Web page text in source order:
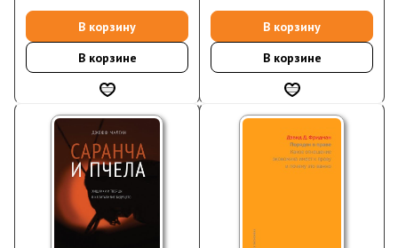
В корзину
В корзине
В корзину
В корзине